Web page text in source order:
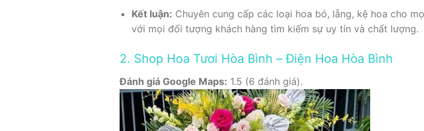
Kết luận: Chuyên cung cấp các loại hoa bó, lẵng, kệ hoa cho
với mọi đối tượng khách hàng tìm kiếm sự uy tín và chất lượng.
2. Shop Hoa Tươi Hòa Bình – Điện Hoa Hòa Bình
Đánh giá Google Maps: 1.5 (6 đánh giá).